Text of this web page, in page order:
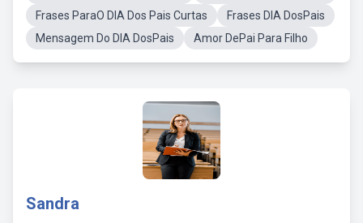
Frases ParaO DIA Dos Pais Curtas
Frases DIA DosPais
Mensagem Do DIA DosPais
Amor DePai Para Filho
Sandra